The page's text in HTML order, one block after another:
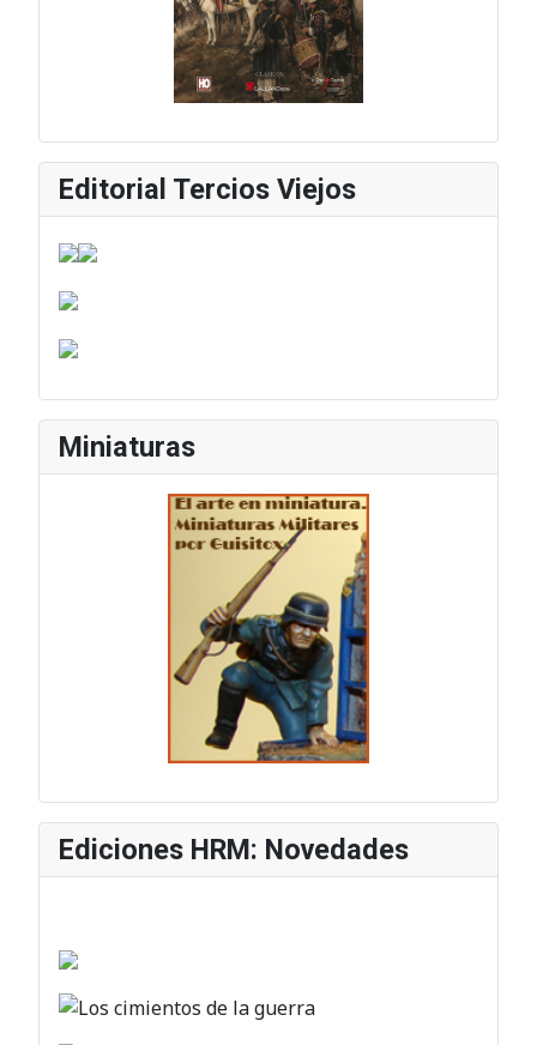
Editorial Tercios Viejos
Miniaturas
Ediciones HRM: Novedades